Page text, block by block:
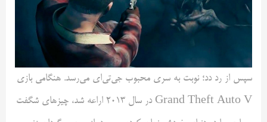
سپس از رد دد؛ نوبت به سری محبوب جی‌تی‌ای می‌رسد. هنگامی بازی
Grand Theft Auto V در سال ۲۰۱۳ اراعه شد، چیزهای شگفت